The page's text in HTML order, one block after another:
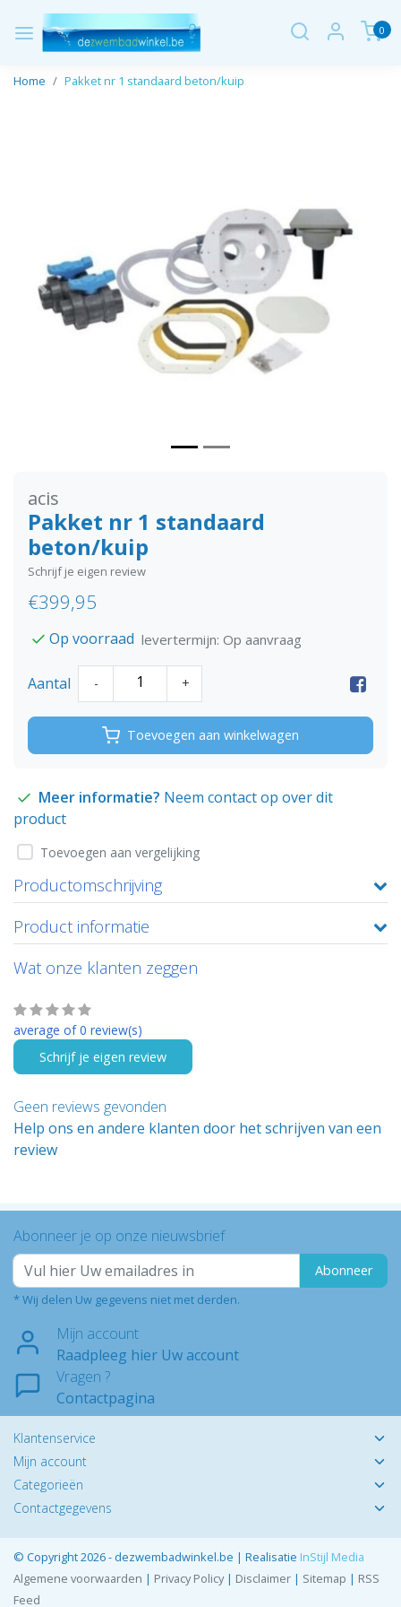
0
Home Pakket nr 1 standaard beton/kuip
Vorige
acis
Pakket nr 1 standaard
beton/kuip
Schrijf je eigen review
€399,95
Op voorraad levertermijn: Op aanvraag
Aantal - +
Toevoegen aan winkelwagen
Meer informatie? Neem contact op over dit
product
Toevoegen aan vergelijking
Productomschrijving
Product informatie
Wat onze klanten zeggen
average of 0 review(s)
Schrijf je eigen review
Geen reviews gevonden
Help ons en andere klanten door het schrijven van een
review
Abonneer je op onze nieuwsbrief
Abonneer
* Wij delen Uw gegevens niet met derden.
Mijn account
Raadpleeg hier Uw account
Vragen ?
Contactpagina
Klantenservice
Mijn account
Categorieën
Contactgegevens
© Copyright 2026 - dezwembadwinkel.be | Realisatie InStijl Media
Algemene voorwaarden | Privacy Policy| Disclaimer | Sitemap | RSS
Feed